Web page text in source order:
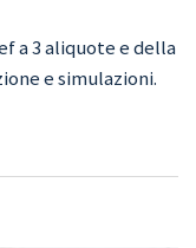
a 3 aliquote e della
e simulazioni.